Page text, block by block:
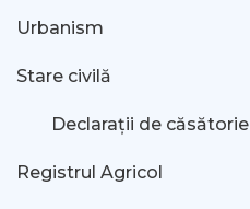
Urbanism
Stare civilă
Declarații de căsătorie
Registrul Agricol